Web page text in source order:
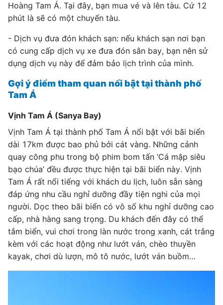
Hoàng Tam Á. Tại đây, bạn mua vé và lên tàu. Cứ 12
phút là sẽ có một chuyến tàu.
- Dịch vụ đưa đón khách sạn: nếu khách sạn nơi bạn
có cung cấp dịch vụ xe đưa đón sân bay, bạn nên sử
dụng dịch vụ này để đảm bảo lịch trình của mình.
Gợi ý điểm tham quan nổi bật tại thành phố
Tam Á
Vịnh Tam Á (Sanya Bay)
Vịnh Tam Á tại thành phố Tam Á nổi bật với bãi biển
dài 17km được bao phủ bởi cát vàng. Những cảnh
quay công phu trong bộ phim bom tấn ‘Cá mập siêu
bạo chúa’ đều được thực hiện tại bãi biển này. Vịnh
Tam Á rất nổi tiếng với khách du lịch, luôn sẵn sàng
đáp ứng nhu cầu nghỉ dưỡng đầy tiện nghi của mọi
người. Dọc theo bãi biển có vô số khu nghỉ dưỡng cao
cấp, nhà hàng sang trọng. Du khách đến đây có thể
tắm biển, vui chơi trong làn nước trong xanh, cát trắng
kèm với các hoạt động như lướt ván, chèo thuyền
kayak, chơi dù lượn, mô tô nước, lướt ván buồm…